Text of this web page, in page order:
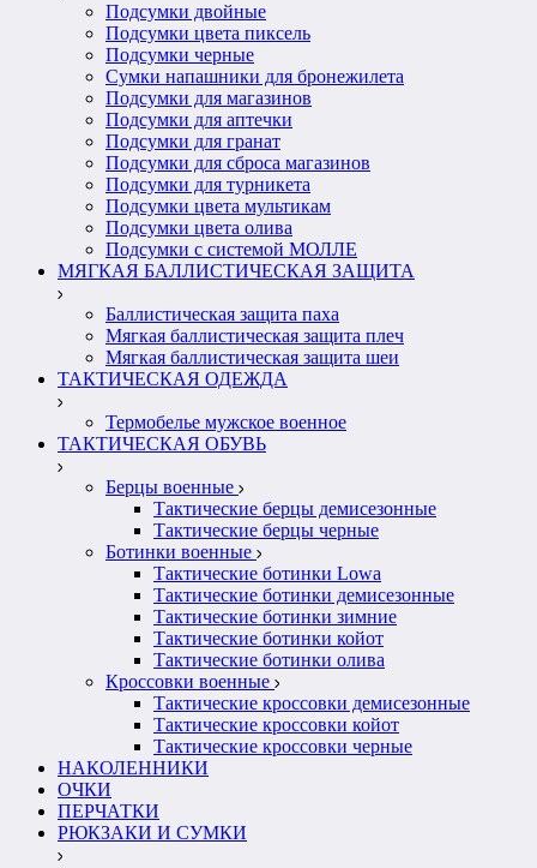
Подсумки двойные
Подсумки цвета пиксель
Подсумки черные
Сумки напашники для бронежилета
Подсумки для магазинов
Подсумки для аптечки
Подсумки для гранат
Подсумки для сброса магазинов
Подсумки для турникета
Подсумки цвета мультикам
Подсумки цвета олива
Подсумки с системой МОЛЛЕ
МЯГКАЯ БАЛЛИСТИЧЕСКАЯ ЗАЩИТА
Баллистическая защита паха
Мягкая баллистическая защита плеч
Мягкая баллистическая защита шеи
ТАКТИЧЕСКАЯ ОДЕЖДА
Термобелье мужское военное
ТАКТИЧЕСКАЯ ОБУВЬ
Берцы военные
Тактические берцы демисезонные
Тактические берцы черные
Ботинки военные
Тактические ботинки Lowa
Тактические ботинки демисезонные
Тактические ботинки зимние
Тактические ботинки койот
Тактические ботинки олива
Кроссовки военные
Тактические кроссовки демисезонные
Тактические кроссовки койот
Тактические кроссовки черные
НАКОЛЕННИКИ
ОЧКИ
ПЕРЧАТКИ
РЮКЗАКИ И СУМКИ